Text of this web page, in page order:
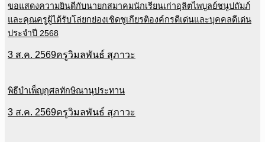
ขอแสดงความยินดีกับนายกสมาคมนักเรียนเก่าอุลิตไพบูลย์ชนูปถัมภ์
และคุณครูผู้ได้รับโล่ยกย่องเชิดชูเกียรติองค์กรดีเด่นและบุคคลดีเด่น
ประจำปี 2568
3 ส.ค. 2569ครูวิมลพันธ์ สุภาวะ
พิธีบำเพ็ญกุศลทักษิณานุประทาน
3 ส.ค. 2569ครูวิมลพันธ์ สุภาวะ